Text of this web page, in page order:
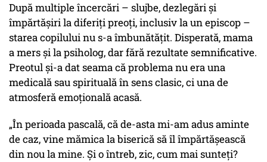
După multiple încercări – slujbe, dezlegări și
împărtășiri la diferiți preoți, inclusiv la un episcop –
starea copilului nu s-a îmbunătățit. Disperată, mama
a mers și la psiholog, dar fără rezultate semnificative.
Preotul și-a dat seama că problema nu era una
medicală sau spirituală în sens clasic, ci una de
atmosferă emoțională acasă.
„În perioada pascală, că de-asta mi-am adus aminte
de caz, vine mămica la biserică să îl împărtășească
din nou la mine. Și o întreb, zic, cum mai sunteți?